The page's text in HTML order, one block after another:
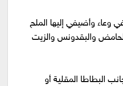
وعاء وأضيفي إليها الملح
والبقدونس والزيت
البطاطا المقلية أو